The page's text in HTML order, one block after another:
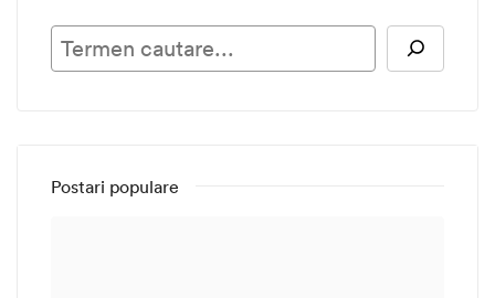
Postari populare